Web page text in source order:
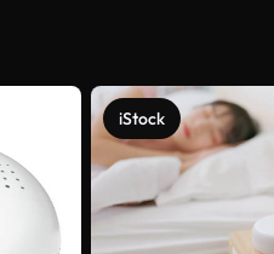
iStock